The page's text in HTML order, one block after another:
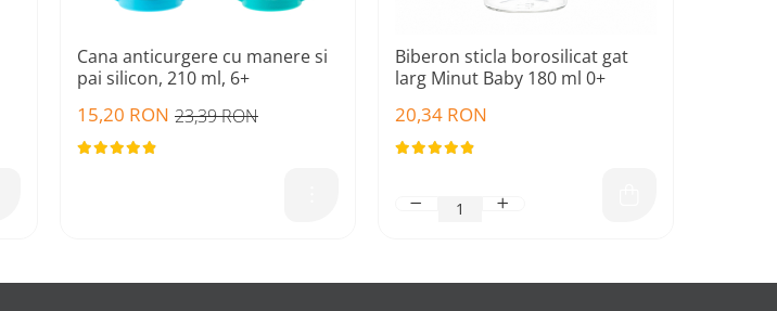
Cana anticurgere cu manere si
pai silicon, 210 ml, 6+
23,39 RON
15,20 RON
Biberon sticla borosilicat gat
larg Minut Baby 180 ml 0+
20,34 RON